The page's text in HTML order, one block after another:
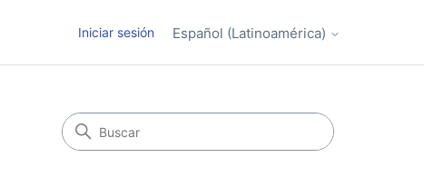
Iniciar sesión Español (Latinoamérica)